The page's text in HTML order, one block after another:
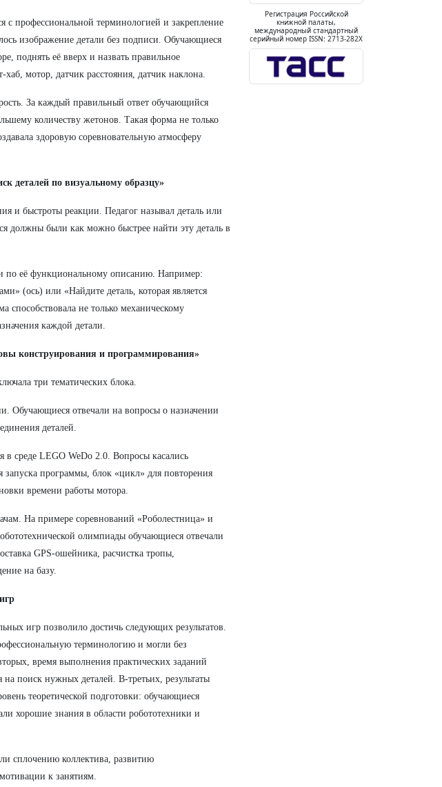
профессиональной терминологией и закрепление
изображение детали без подписи. Обучающиеся
поднять её вверх и назвать правильное
мотор, датчик расстояния, датчик наклона.
За каждый правильный ответ обучающийся
количеству жетонов. Такая форма не только
здоровую соревновательную атмосферу
деталей по визуальному образцу»
и быстроты реакции. Педагог называл деталь или
должны были как можно быстрее найти эту деталь в
по её функциональному описанию. Например:
(ось) или «Найдите деталь, которая является
способствовала не только механическому
каждой детали.
конструирования и программирования»
три тематических блока.
Обучающиеся отвечали на вопросы о назначении
деталей.
среде LEGO WeDo 2.0. Вопросы касались
программы, блок «цикл» для повторения
времени работы мотора.
На примере соревнований «Роболестница» и
олимпиады обучающиеся отвечали
GPS-ошейника, расчистка тропы,
на базу.
игр позволило достичь следующих результатов.
терминологию и могли без
время выполнения практических заданий
на поиск нужных деталей. В-третьих, результаты
теоретической подготовки: обучающиеся
хорошие знания в области робототехники и
сплочению коллектива, развитию
к занятиям.
Регистрация Российской
книжной палаты,
международный стандартный
серийный номер ISSN: 2713-282X